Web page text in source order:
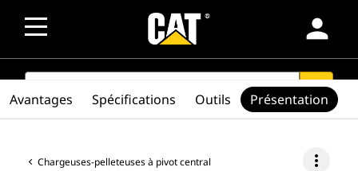
person
SEARCH search
Chargeuses-pelleteuses à pivot central more_vert
Avantages Spécifications Outils Présentation